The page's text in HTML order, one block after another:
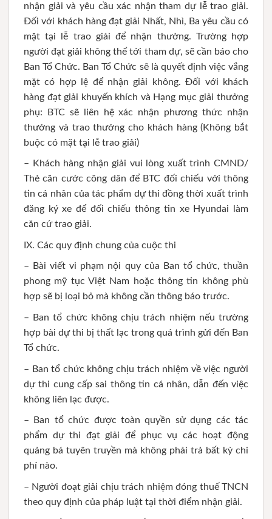
nhận giải và yêu cầu xác nhận tham dự lễ trao giải.
Đối với khách hàng đạt giải Nhất, Nhì, Ba yêu cầu có
mặt tại lễ trao giải để nhận thưởng. Trường hợp
người đạt giải không thể tới tham dự, sẽ cần báo cho
Ban Tổ Chức. Ban Tổ Chức sẽ là quyết định việc vắng
mặt có hợp lệ để nhận giải không. Đối với khách
hàng đạt giải khuyến khích và Hạng mục giải thưởng
phụ: BTC sẽ liên hệ xác nhận phương thức nhận
thưởng và trao thưởng cho khách hàng (Không bắt
buộc có mặt tại lễ trao giải)
– Khách hàng nhận giải vui lòng xuất trình CMND/
Thẻ căn cước công dân để BTC đối chiếu với thông
tin cá nhân của tác phẩm dự thi đồng thời xuất trình
đăng ký xe để đối chiếu thông tin xe Hyundai làm
căn cứ trao giải.
IX. Các quy định chung của cuộc thi
– Bài viết vi phạm nội quy của Ban tổ chức, thuần
phong mỹ tục Việt Nam hoặc thông tin không phù
hợp sẽ bị loại bỏ mà không cần thông báo trước.
– Ban tổ chức không chịu trách nhiệm nếu trường
hợp bài dự thi bị thất lạc trong quá trình gửi đến Ban
Tổ chức.
– Ban tổ chức không chịu trách nhiệm về việc người
dự thi cung cấp sai thông tin cá nhân, dẫn đến việc
không liên lạc được.
– Ban tổ chức được toàn quyền sử dụng các tác
phẩm dự thi đạt giải để phục vụ các hoạt động
quảng bá tuyên truyền mà không phải trả bất kỳ chi
phí nào.
– Người đoạt giải chịu trách nhiệm đóng thuế TNCN
theo quy định của pháp luật tại thời điểm nhận giải.